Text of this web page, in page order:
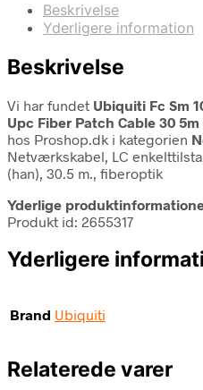
Beskrivelse
Yderligere information
Beskrivelse
Vi har fundet Ubiquiti Fc Sm
Upc Fiber Patch Cable 30
hos Proshop.dk i kategorien
Netværkskabel, LC
(han), 30.5 m., fiberoptik
Yderlige
Produkt id: 2655317
Yderligere
Brand Ubiquiti
Relaterede varer